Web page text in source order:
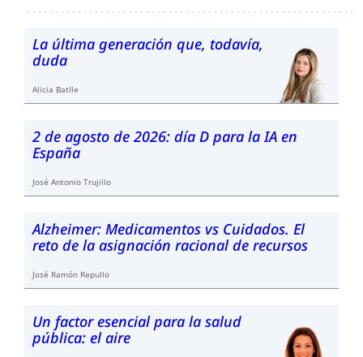
La última generación que, todavía,
duda
Alicia Batlle
2 de agosto de 2026: día D para la IA en
España
José Antonio Trujillo
Alzheimer: Medicamentos vs Cuidados. El
reto de la asignación racional de recursos
José Ramón Repullo
Un factor esencial para la salud
pública: el aire